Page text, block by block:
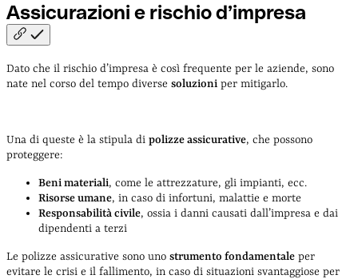
Assicurazioni e rischiod’impresa
Dato che il rischio d’impresa è così frequente per le aziende, sono
nate nel corso del tempo diverse soluzioni per mitigarlo.
Una di queste è la stipula di polizze assicurative, che possono
proteggere:
Beni materiali, come le attrezzature, gli impianti, ecc.
Risorse umane, in caso di infortuni, malattie e morte
Responsabilità civile, ossia i danni causati dall’impresa e dai
dipendenti a terzi
Le polizze assicurative sono uno strumento fondamentale per
evitare le crisi e il fallimento, in caso di situazioni svantaggiose per